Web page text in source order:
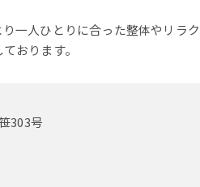
一人ひとりに合った整体やリラ
おります。
303号